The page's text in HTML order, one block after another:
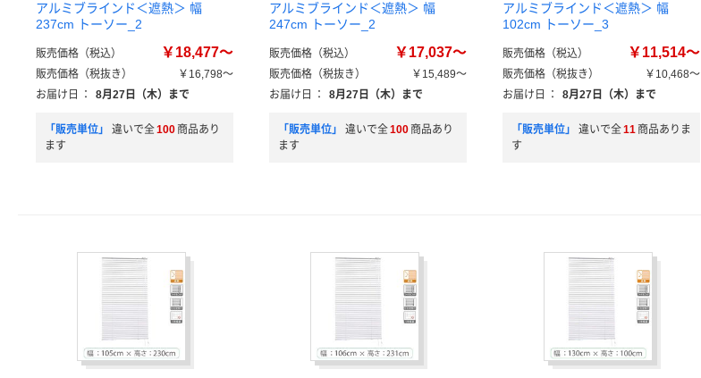
アルミブラインド＜遮熱＞ 幅
237cm トーソー_2
販売価格（税込） ￥18,477～
販売価格（税抜き）
￥16,798～
お届け日
： 8月27日（木）まで
「販売単位」 違いで全100 商品あり
ます
アルミブラインド＜遮熱＞ 幅
247cm トーソー_2
販売価格（税込） ￥17,037～
販売価格（税抜き）
￥15,489～
お届け日
： 8月27日（木）まで
「販売単位」 違いで全100 商品あり
ます
アルミブラインド＜遮熱＞ 幅
102cm トーソー_3
販売価格（税込） ￥11,514～
販売価格（税抜き）
￥10,468～
お届け日
： 8月27日（木）まで
「販売単位」 違いで全11 商品ありま
す